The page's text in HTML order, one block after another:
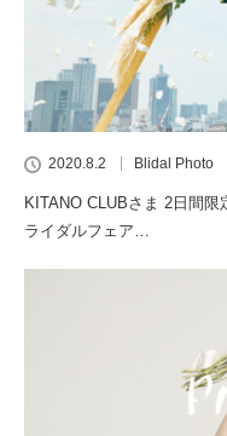
2020.8.2 Blidal Photo
KITANO CLUBさま 2日間
ライダルフェア…